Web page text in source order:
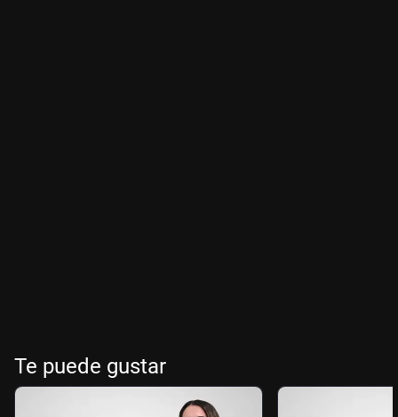
Te puede gustar